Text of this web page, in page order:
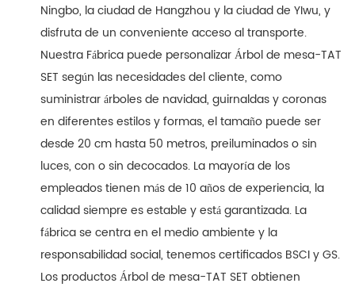
Ningbo, la ciudad de Hangzhou y la ciudad de YIwu, y
disfruta de un conveniente acceso al transporte.
Nuestra Fábrica puede personalizar Árbol de mesa-TAT
SET según las necesidades del cliente, como
suministrar árboles de navidad, guirnaldas y coronas
en diferentes estilos y formas, el tamaño puede ser
desde 20 cm hasta 50 metros, preiluminados o sin
luces, con o sin decocados. La mayoría de los
empleados tienen más de 10 años de experiencia, la
calidad siempre es estable y está garantizada. La
fábrica se centra en el medio ambiente y la
responsabilidad social, tenemos certificados BSCI y GS.
Los productos Árbol de mesa-TAT SET obtienen